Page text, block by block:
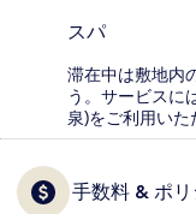
スパ
滞在中は敷地内
う。サービスに
泉)をご利用いた
手数料 & ポリ